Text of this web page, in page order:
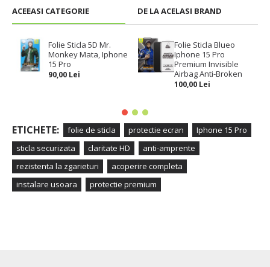
ACEEASI CATEGORIE DE LA ACELASI BRAND
Folie Sticla 5D Mr.
Monkey Mata, Iphone
15 Pro
90,00 Lei
Folie Sticla Blueo
Iphone 15 Pro
Premium Invisible
Airbag Anti-Broken
100,00 Lei
ETICHETE: folie de sticla protectie ecran
Iphone 15 Pro
sticla securizata
claritate HD
anti-amprente
rezistenta la zgarieturi
acoperire completa
instalare usoara
protectie premium